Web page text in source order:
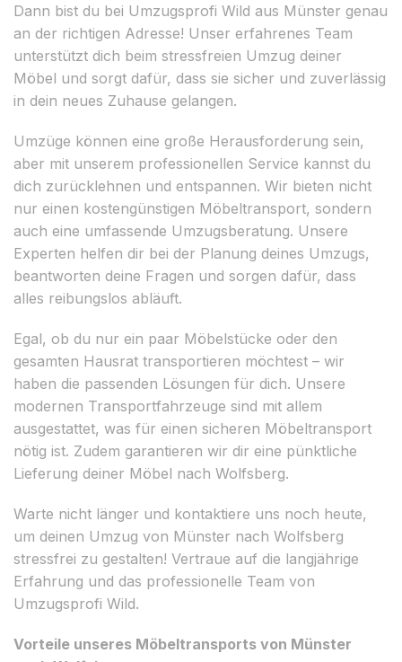
Dann bist du bei Umzugsprofi Wild aus Münster genau
an der richtigen Adresse! Unser erfahrenes Team
unterstützt dich beim stressfreien Umzug deiner
Möbel und sorgt dafür, dass sie sicher und zuverlässig
in dein neues Zuhause gelangen.
Umzüge können eine große Herausforderung sein,
aber mit unserem professionellen Service kannst du
dich zurücklehnen und entspannen. Wir bieten nicht
nur einen kostengünstigen Möbeltransport, sondern
auch eine umfassende Umzugsberatung. Unsere
Experten helfen dir bei der Planung deines Umzugs,
beantworten deine Fragen und sorgen dafür, dass
alles reibungslos abläuft.
Egal, ob du nur ein paar Möbelstücke oder den
gesamten Hausrat transportieren möchtest – wir
haben die passenden Lösungen für dich. Unsere
modernen Transportfahrzeuge sind mit allem
ausgestattet, was für einen sicheren Möbeltransport
nötig ist. Zudem garantieren wir dir eine pünktliche
Lieferung deiner Möbel nach Wolfsberg.
Warte nicht länger und kontaktiere uns noch heute,
um deinen Umzug von Münster nach Wolfsberg
stressfrei zu gestalten! Vertraue auf die langjährige
Erfahrung und das professionelle Team von
Umzugsprofi Wild.
Vorteile unseres Möbeltransports von Münster